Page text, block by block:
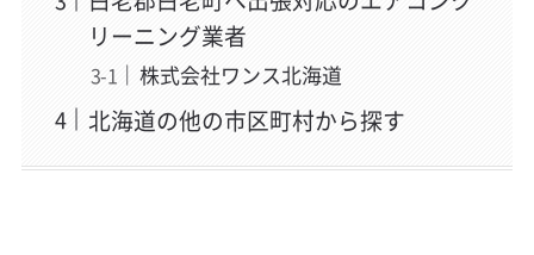
リーニング業者
株式会社ワンス北海道
北海道の他の市区町村から探す